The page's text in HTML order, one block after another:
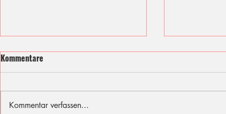
Kommentare
Kommentar verfassen...